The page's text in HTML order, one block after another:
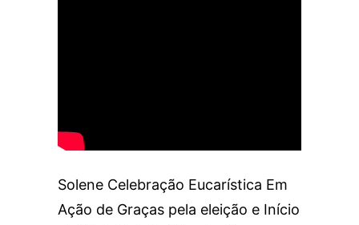
Solene Celebração Eucarística Em
Ação de Graças pela eleição e Início